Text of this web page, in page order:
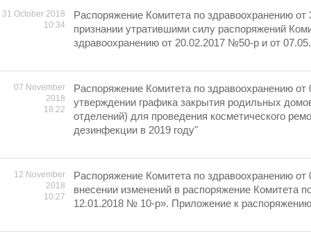
31 October 2018
10:34
Распоряжение Комитета по здравоохранению
признании утратившими силу распоряжений
здравоохранению от 20.02.2017 №50-р и от
07 November
2018
18:22
Распоряжение Комитета по здравоохранению
утверждении графика закрытия родильных
отделений) для проведения косметического
дезинфекции в 2019 году"
12 November
2018
10:27
Распоряжение Комитета по здравоохранению
внесении изменений в распоряжение Комитета
12.01.2018 № 10-р». Приложение к распоряжению